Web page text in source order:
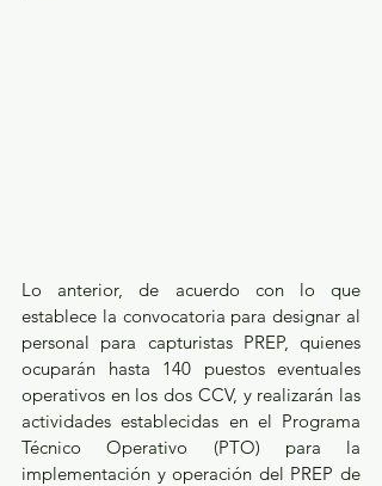
Lo anterior, de acuerdo con lo que
establece la convocatoria para designar al
personal para capturistas PREP, quienes
ocuparán hasta 140 puestos eventuales
operativos en los dos CCV, y realizarán las
actividades establecidas en el Programa
Técnico Operativo (PTO) para la
implementación y operación del PREP de